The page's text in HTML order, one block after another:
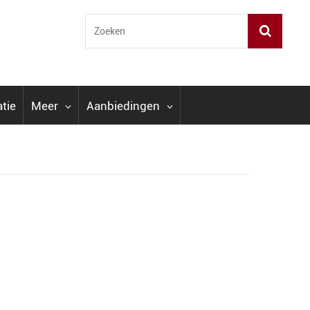
Meer Aanbiedingen